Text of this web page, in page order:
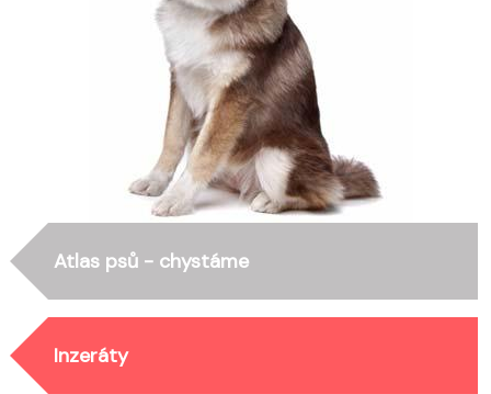
Atlas psů - chystáme
Inzeráty